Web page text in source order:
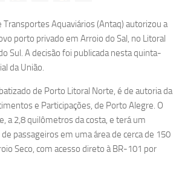
Transportes Aquaviários (Antaq) autorizou a
porto privado em Arroio do Sal, no Litoral
Sul. A decisão foi publicada nesta quinta-
da União.
de Porto Litoral Norte, é de autoria da
e Participações, de Porto Alegre. O
a 2,8 quilômetros da costa, e terá um
passageiros em uma área de cerca de 150
Seco, com acesso direto à BR-101 por